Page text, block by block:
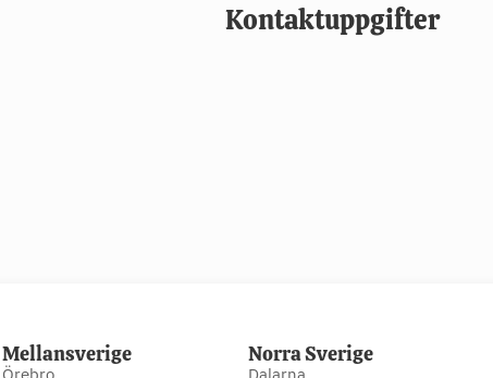
Kontaktuppgifter
Mellansverige Norra Sverige